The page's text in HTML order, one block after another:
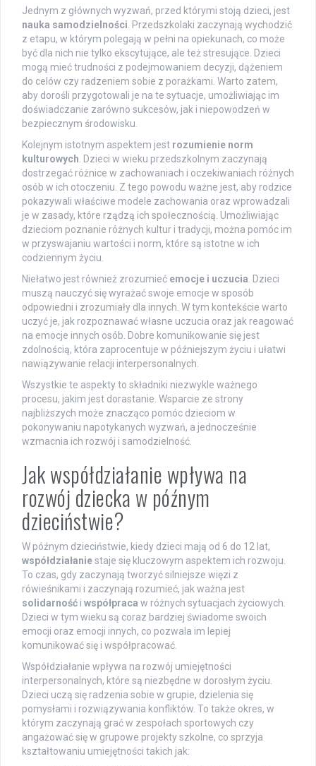
Jednym z głównych wyzwań, przed którymi stoją dzieci, jest
nauka samodzielności. Przedszkolaki zaczynają wychodzić
z etapu, w którym polegają w pełni na opiekunach, co może
być dla nich nie tylko ekscytujące, ale też stresujące. Dzieci
mogą mieć trudności z podejmowaniem decyzji, dążeniem
do celów czy radzeniem sobie z porażkami. Warto zatem,
aby dorośli przygotowali je na te sytuacje, umożliwiając im
doświadczanie zarówno sukcesów, jak i niepowodzeń w
bezpiecznym środowisku.
Kolejnym istotnym aspektem jest rozumienie norm
kulturowych. Dzieci w wieku przedszkolnym zaczynają
dostrzegać różnice w zachowaniach i oczekiwaniach różnych
osób w ich otoczeniu. Z tego powodu ważne jest, aby rodzice
pokazywali właściwe modele zachowania oraz wprowadzali
je w zasady, które rządzą ich społecznością. Umożliwiając
dzieciom poznanie różnych kultur i tradycji, można pomóc im
w przyswajaniu wartości i norm, które są istotne w ich
codziennym życiu.
Niełatwo jest również zrozumieć emocje i uczucia. Dzieci
muszą nauczyć się wyrażać swoje emocje w sposób
odpowiedni i zrozumiały dla innych. W tym kontekście warto
uczyć je, jak rozpoznawać własne uczucia oraz jak reagować
na emocje innych osób. Dobre komunikowanie się jest
zdolnością, która zaprocentuje w późniejszym życiu i ułatwi
nawiązywanie relacji interpersonalnych.
Wszystkie te aspekty to składniki niezwykle ważnego
procesu, jakim jest dorastanie. Wsparcie ze strony
najbliższych może znacząco pomóc dzieciom w
pokonywaniu napotykanych wyzwań, a jednocześnie
wzmacnia ich rozwój i samodzielność.
Jak współdziałanie wpływa na
rozwój dziecka w późnym
dzieciństwie?
W późnym dzieciństwie, kiedy dzieci mają od 6 do 12 lat,
współdziałaniestaje się kluczowym aspektem ich rozwoju.
To czas, gdy zaczynają tworzyć silniejsze więzi z
rówieśnikami i zaczynają rozumieć, jak ważna jest
solidarność i współpraca w różnych sytuacjach życiowych.
Dzieci w tym wieku są coraz bardziej świadome swoich
emocji oraz emocji innych, co pozwala im lepiej
komunikować się i współpracować.
Współdziałanie wpływa na rozwój umiejętności
interpersonalnych, które są niezbędne w dorosłym życiu.
Dzieci uczą się radzenia sobie w grupie, dzielenia się
pomysłami i rozwiązywania konfliktów. To także okres, w
którym zaczynają grać w zespołach sportowych czy
angażować się w grupowe projekty szkolne, co sprzyja
kształtowaniu umiejętności takich jak: